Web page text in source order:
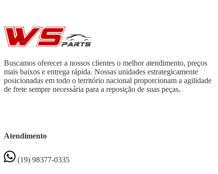
Buscamos oferecer a nossos clientes o melhor atendimento, preços
mais baixos e entrega rápida. Nossas unidades estrategicamente
posicionadas em todo o território nacional proporcionam a agilidade
de frete sempre necessária para a reposição de suas peças.
Atendimento
(19) 98377-0335